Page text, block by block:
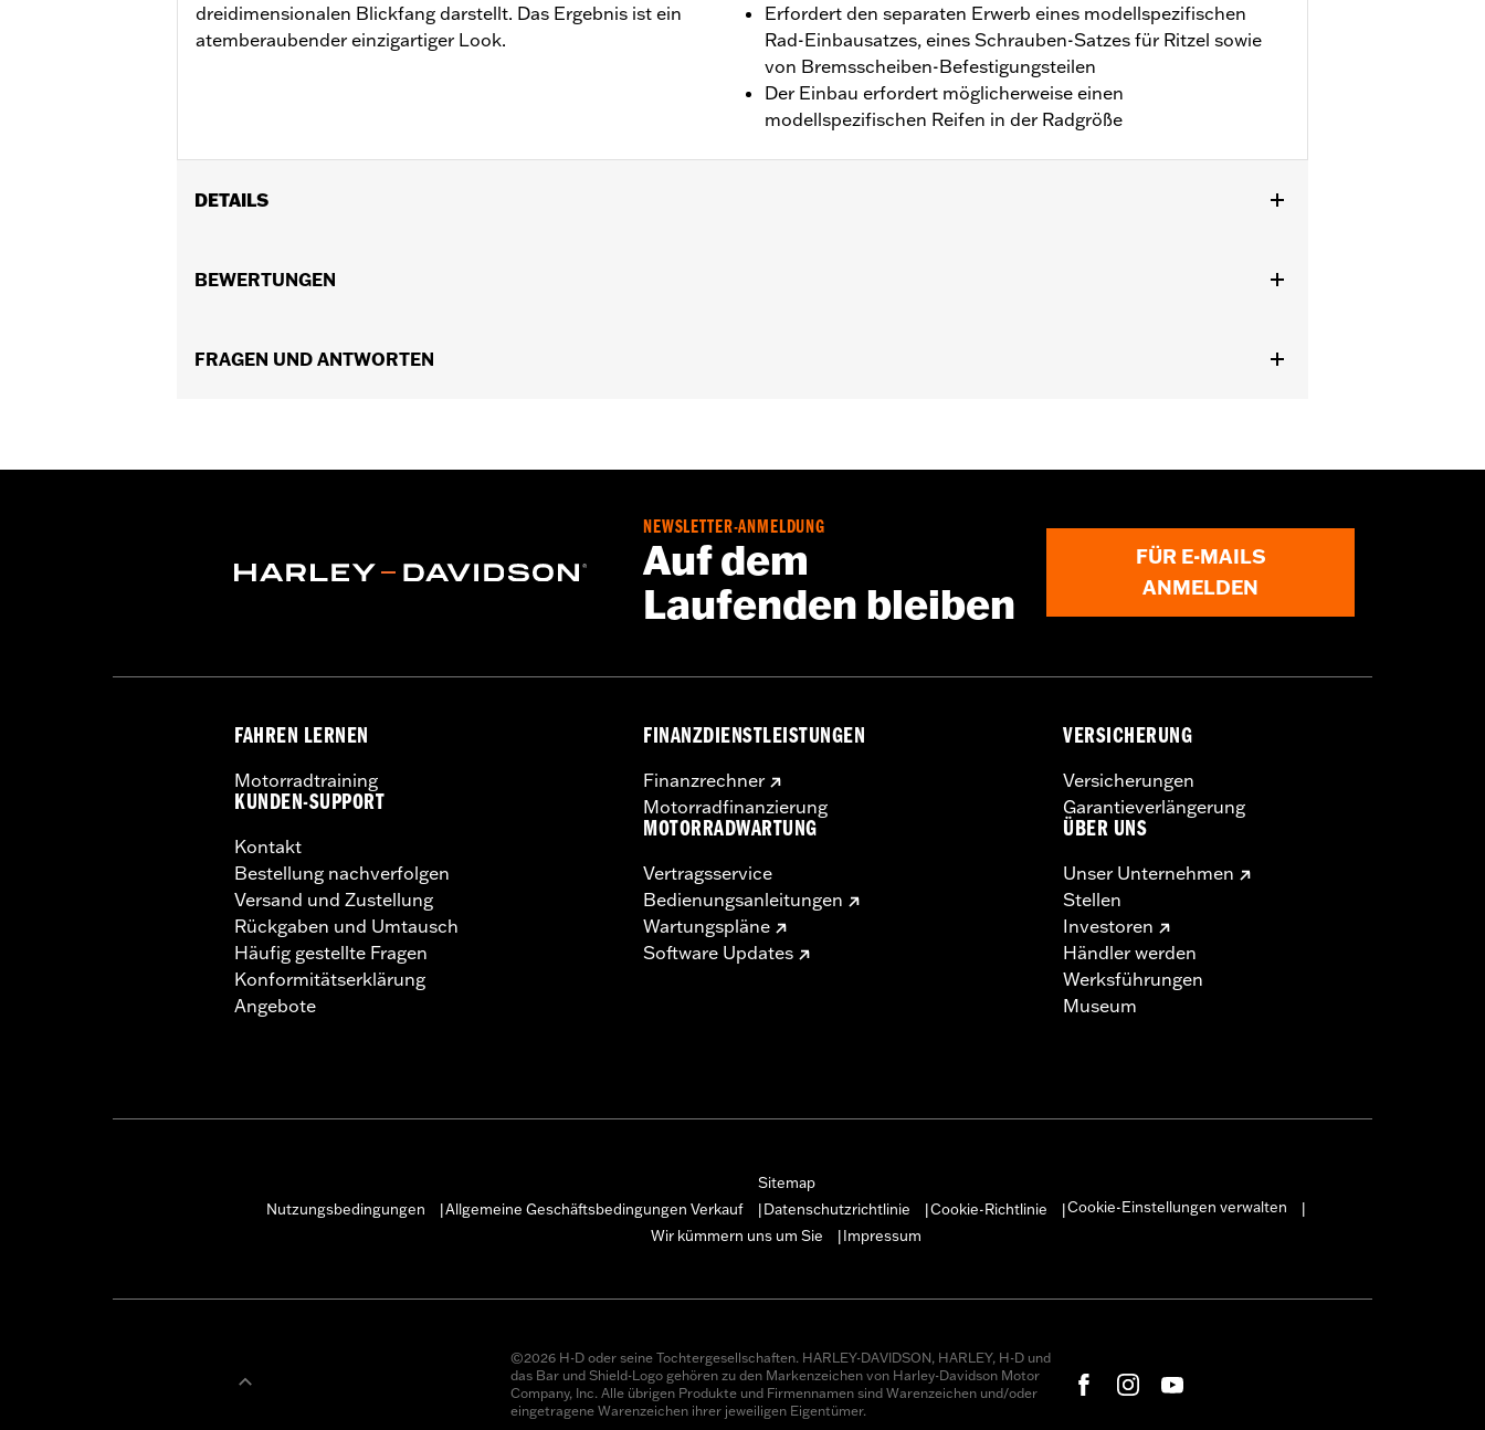
dreidimensionalen Blickfang darstellt. Das Ergebnis ist ein
atemberaubender einzigartiger Look.
Erfordert den separaten Erwerb eines modellspezifischen
Rad-Einbausatzes, eines Schrauben-Satzes für Ritzel sowie
von Bremsscheiben-Befestigungsteilen
Der Einbau erfordert möglicherweise einen
modellspezifischen Reifen in der Radgröße
DETAILS
’24 sowie FLHXU ab ’25 erfordern den separaten Kauf von zwei Bremsscheiben-Kits, Teilenummer 41500212.
Separat erhältlich:Radeinbaukit, Befestigungsteile für Ritzel und Bremsscheibe
Felgendimension:19 Inch
Bremsscheiben-Befestigungsteilen. Weitere Einzelheiten siehe Montageanleitung. Der Einbau erfordert möglicherweise
einen modellspezifischen Reifen in der Radgröße.
BEWERTUNGEN
FRAGEN UND ANTWORTEN
NEWSLETTER-ANMELDUNG
Auf dem
Laufenden bleiben
FÜR E-MAILS
ANMELDEN
FAHREN LERNEN
Motorradtraining
KUNDEN-SUPPORT
Kontakt
Bestellung nachverfolgen
Versand und Zustellung
Rückgaben und Umtausch
Häufig gestellte Fragen
Konformitätserklärung
Angebote
FINANZDIENSTLEISTUNGEN
Finanzrechner
Motorradfinanzierung
MOTORRADWARTUNG
Vertragsservice
Bedienungsanleitungen
Wartungspläne
Software Updates
VERSICHERUNG
Versicherungen
Garantieverlängerung
ÜBER UNS
Unser Unternehmen
Stellen
Investoren
Händler werden
Werksführungen
Museum
Sitemap
Nutzungsbedingungen
Allgemeine Geschäftsbedingungen Verkauf Datenschutzrichtlinie Cookie-Richtlinie Cookie-Einstellungen verwalten
Wir kümmern uns um Sie
Impressum
©2026 H-D oder seine Tochtergesellschaften. HARLEY-DAVIDSON, HARLEY, H-D und
das Bar und Shield-Logo gehören zu den Markenzeichen von Harley-Davidson Motor
Company, Inc. Alle übrigen Produkte und Firmennamen sind Warenzeichen und/oder
eingetragene Warenzeichen ihrer jeweiligen Eigentümer.